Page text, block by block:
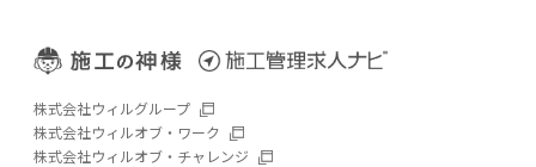
株式会社ウィルグループ
株式会社ウィルオブ・ワーク
株式会社ウィルオブ・チャレンジ